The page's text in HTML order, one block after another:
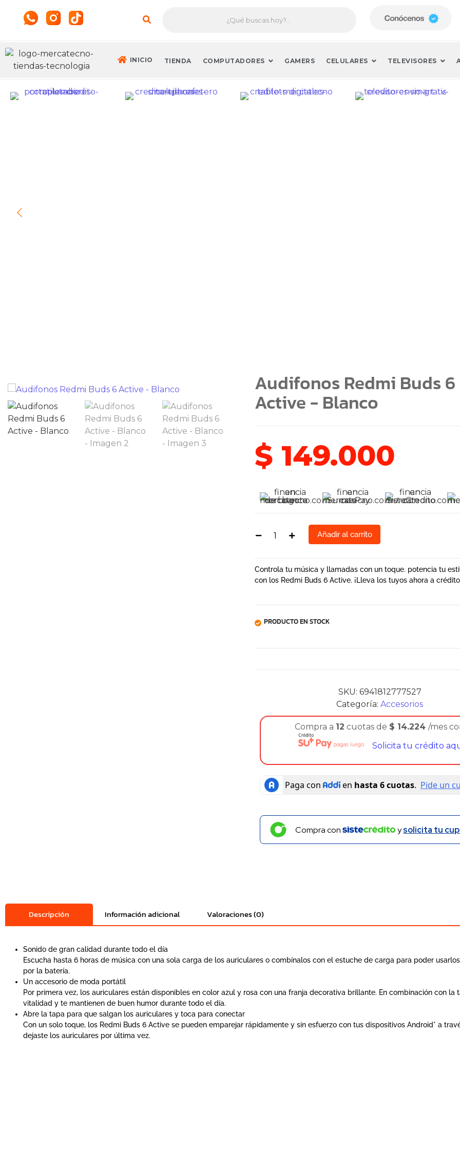
INICIO TIENDA COMPUTADORES GAMERS CELULARES TELEVISORES
Audifonos Redmi Buds 6
Active - Blanco
$ 149.000
Añadir al carrito
Controla tu música y llamadas con un toque. potencia tu
con los Redmi Buds 6 Active. ¡Lleva los tuyos ahora a
PRODUCTO EN STOCK
SKU: 6941812777527
Categoría:Accesorios
Compra a 12 cuotas de $ 14.224 /mes
Solicita tu crédito
Compra con ysolicita tu
Descripción Información adicional Valoraciones (0)
Sonido de gran calidad durante todo el día
Escucha hasta 6 horas de música con una sola carga de los auriculares o combínalos con el estuche de carga para poder
por la batería.
Un accesorio de moda portátil
Por primera vez, los auriculares están disponibles en color azul y rosa con una franja decorativa brillante. En combinación con
vitalidad y te mantienen de buen humor durante todo el día.
Abre la tapa para que salgan los auriculares y toca para conectar
Con un solo toque, los Redmi Buds 6 Active se pueden emparejar rápidamente y sin esfuerzo con tus dispositivos Android* a
dejaste los auriculares por última vez.